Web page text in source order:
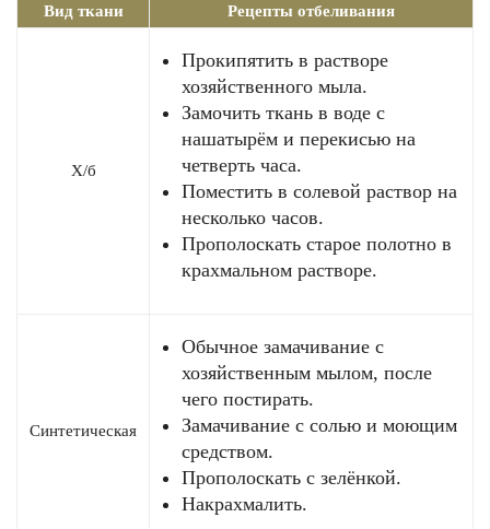
Вид ткани Рецепты отбеливания
Х/б
Прокипятить в растворе
хозяйственного мыла.
Замочить ткань в воде с
нашатырём и перекисью на
четверть часа.
Поместить в солевой раствор на
несколько часов.
Прополоскать старое полотно в
крахмальном растворе.
Синтетическая
Обычное замачивание с
хозяйственным мылом, после
чего постирать.
Замачивание с солью и моющим
средством.
Прополоскать с зелёнкой.
Накрахмалить.